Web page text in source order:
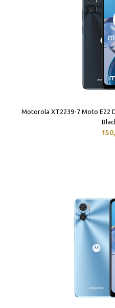
Motorola XT2239-7 Moto E22